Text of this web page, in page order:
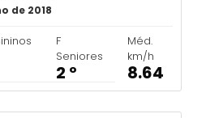
de 2018
F
Seniores
2 º
Méd.
km/h
8.64